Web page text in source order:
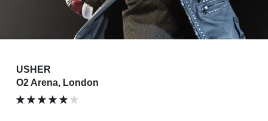
USHER
O2 Arena, London